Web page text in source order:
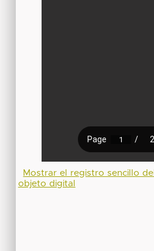
Mostrar el registro sencillo del
objeto digital